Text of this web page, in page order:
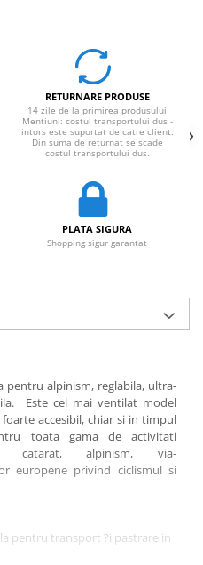
RETURNARE PRODUSE
14 zile de la primirea produsului
Mentiuni: costul transportului dus -
intors este suportat de catre client.
Din suma de returnat se scade
costul transportului dus.
PLATA SIGURA
Shopping sigur garantat
pentru alpinism, reglabila, ultra-
Este cel mai ventilat model
accesibil, chiar si in timpul
toata gama de activitati
catarat, alpinism, via-
europene privind ciclismul si
pentru transport ?i pastrare in